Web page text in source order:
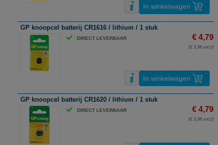
In winkelwagen
GP knoopcel batterij CR1616 / lithium / 1 stuk
DIRECT LEVERBAAR € 4,79
(€ 3,96 excl)
In winkelwagen
GP knoopcel batterij CR1620 / lithium / 1 stuk
DIRECT LEVERBAAR € 4,79
(€ 3,96 excl)